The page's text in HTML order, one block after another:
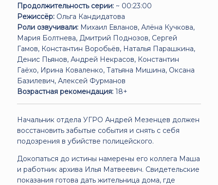
Продолжительность серии: ~ 00:23:00
Режиссёр: Ольга Кандидатова
Роли озвучивали: Михаил Евланов, Алёна Кучкова,
Мария Болтнева, Дмитрий Поднозов, Сергей
Гамов, Константин Воробьёв, Наталья Парашкина,
Денис Пьянов, Андрей Некрасов, Константин
Гаёхо, Ирина Коваленко, Татьяна Мишина, Оксана
Базилевич, Алексей Фурманов
Возрастная рекомендация: 18+
Начальник отдела УГРО Андрей Мезенцев должен
восстановить забытые события и снять с себя
подозрения в убийстве полицейского.
Докопаться до истины намерены его коллега Маша
и работник архива Илья Матвеевич. Свидетельские
показания готова дать жительница дома, где